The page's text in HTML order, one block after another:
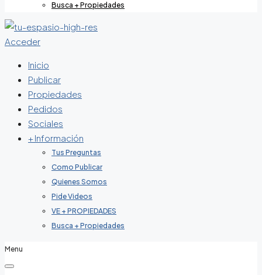
Busca + Propiedades
Acceder
Inicio
Publicar
Propiedades
Pedidos
Sociales
+ Información
Tus Preguntas
Como Publicar
Quienes Somos
Pide Videos
VE + PROPIEDADES
Busca + Propiedades
Menu